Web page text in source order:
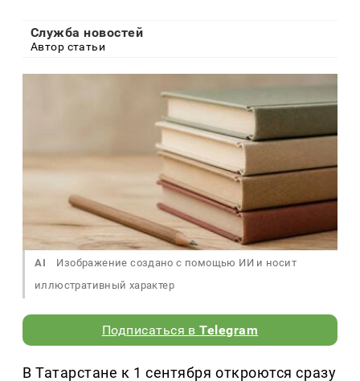
Служба новостей
Автор статьи
AI
Изображение создано с помощью ИИ и носит
иллюстративный характер
Подписаться вTelegram
В Татарстане к 1 сентября откроются сразу